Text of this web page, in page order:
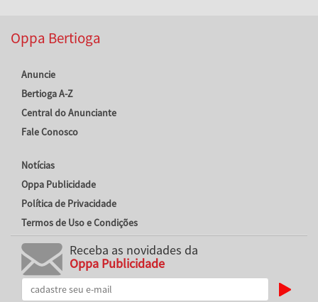
Oppa Bertioga
Anuncie
Bertioga A-Z
Central do Anunciante
Fale Conosco
Notícias
Oppa Publicidade
Política de Privacidade
Termos de Uso e Condições
Receba as novidades da
Oppa Publicidade